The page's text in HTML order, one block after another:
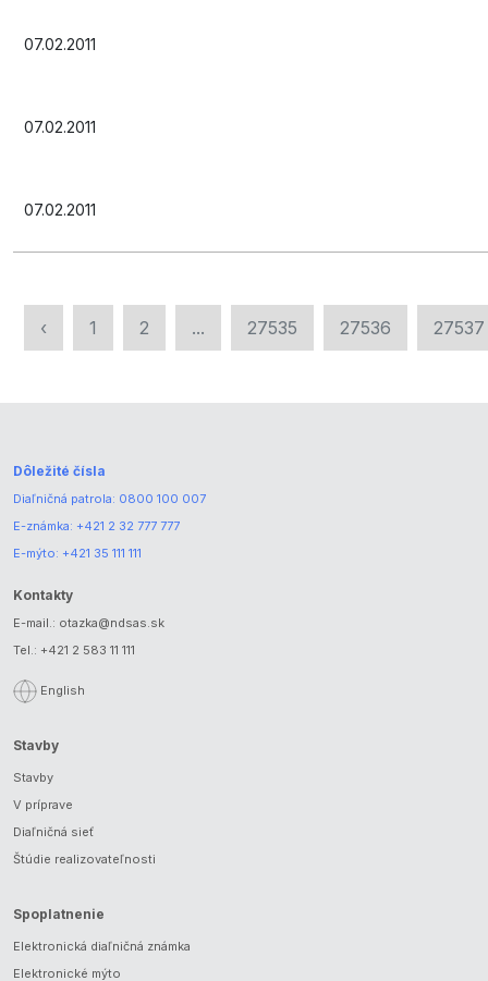
07.02.2011
07.02.2011
07.02.2011
‹ 1 2 ... 27535 27536 27537
Dôležité čísla
Diaľničná patrola: 0800 100 007
E-známka: +421 2 32 777 777
E-mýto: +421 35 111 111
Kontakty
E-mail.: otazka@ndsas.sk
Tel.: +421 2 583 11 111
English
Stavby
Stavby
V príprave
Diaľničná sieť
Štúdie realizovateľnosti
Spoplatnenie
Elektronická diaľničná známka
Elektronické mýto